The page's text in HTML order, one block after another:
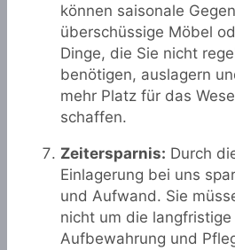
können saisonale
überschüssige Möbel
Dinge, die Sie nicht
benötigen, auslagern
mehr Platz für das
schaffen.
Zeitersparnis: Durch
Einlagerung bei uns
und Aufwand. Sie
nicht um die langfristige
Aufbewahrung und